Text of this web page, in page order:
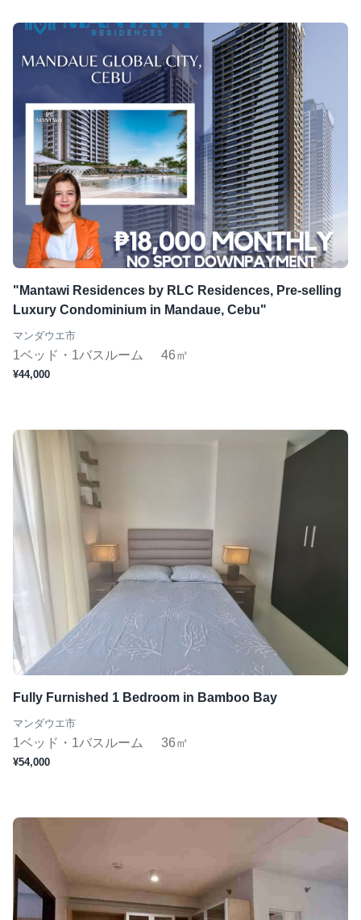
"Mantawi Residences by RLC Residences, Pre-selling
Luxury Condominium in Mandaue, Cebu"
マンダウエ市
1ベッド・1バスルーム 46㎡
¥44,000
Fully Furnished 1 Bedroom in Bamboo Bay
マンダウエ市
1ベッド・1バスルーム 36㎡
¥54,000